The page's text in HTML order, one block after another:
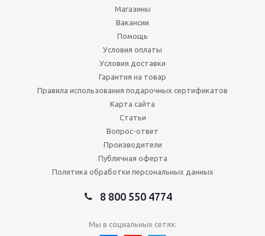
Магазины
Вакансии
Помощь
Условия оплаты
Условия доставки
Гарантия на товар
Правила использования подарочных сертификатов
Карта сайта
Статьи
Вопрос-ответ
Производители
Публичная оферта
Политика обработки персональных данных
8 800 550 4774
Мы в социальных сетях: